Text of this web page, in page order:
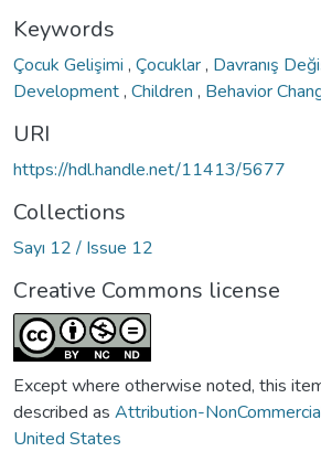
Keywords
Çocuk Gelişimi , Çocuklar, Davranış
Development, Children , Behavior
URI
https://hdl.handle.net/11413/5677
Collections
Sayı 12 / Issue 12
Creative Commons license
Except where otherwise noted, this
described as Attribution-
United States